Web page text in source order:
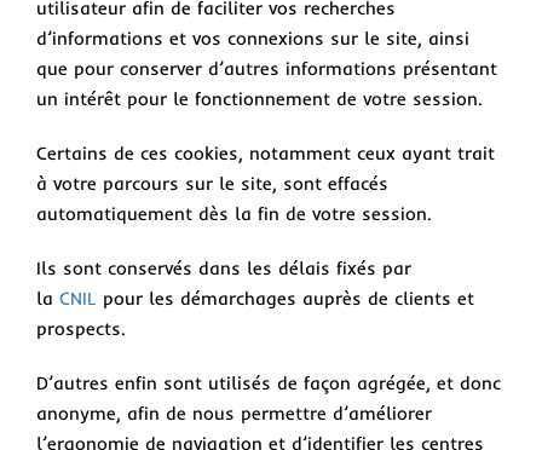
utilisateur afin de faciliter vos recherches
d’informations et vos connexions sur le site, ainsi
que pour conserver d’autres informations présentant
un intérêt pour le fonctionnement de votre session.
Certains de ces cookies, notamment ceux ayant trait
à votre parcours sur le site, sont effacés
automatiquement dès la fin de votre session.
Ils sont conservés dans les délais fixés par
la CNIL pour les démarchages auprès de clients et
prospects.
D’autres enfin sont utilisés de façon agrégée, et donc
anonyme, afin de nous permettre d’améliorer
l’ergonomie de navigation et d’identifier les centres